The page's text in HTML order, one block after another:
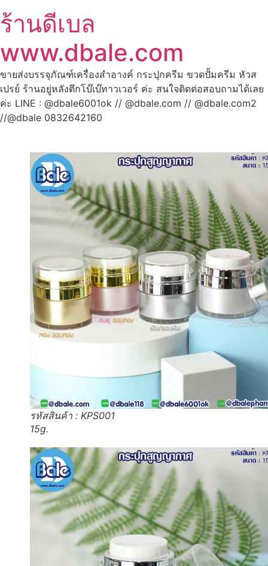
ร้านดีเบล
www.dbale.com
ขายส่งบรรจุภัณฑ์เครื่องสำอางค์ กระปุกครีม ขวดปั้มครีม หัวส
เปรย์ ร้านอยู่หลังตึกโบ๊เบ๊ทาวเวอร์ ค่ะ สนใจติดต่อสอบถามได้เลย
ค่ะ LINE : @dbale6001ok // @dbale.com // @dbale.com2
//@dbale 0832642160
รหัสสินค้า : KPS001
15g.